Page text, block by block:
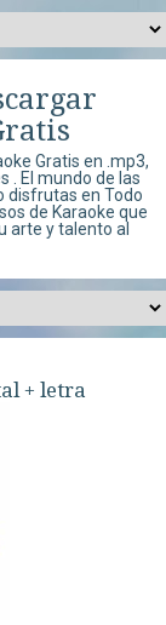
Gratis en .mp3,
. El mundo de las
disfrutas en Todo
de Karaoke que
arte y talento al
+ letra